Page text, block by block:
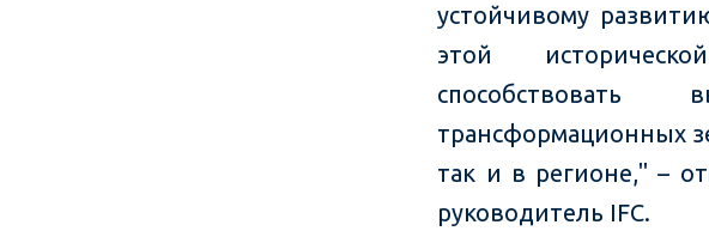
устойчивому
этой
способствовать
трансформационных
так и в регионе," –
руководитель IFC.